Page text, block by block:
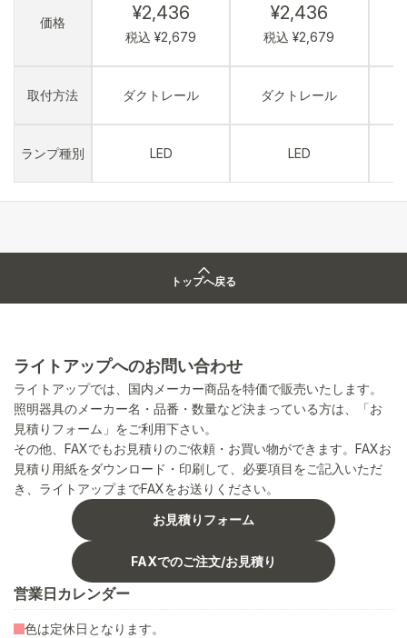
価格
取付方法
ランプ種別
¥2,436
税込 ¥2,679
ダクトレール
LED
¥2,436
税込 ¥2,679
ダクトレール
LED
トップへ戻る
ライトアップへのお問い合わせ
ライトアップでは、国内メーカー商品を特価で販売いたします。
照明器具のメーカー名・品番・数量など決まっている方は、「お
見積りフォーム」をご利用下さい。
その他、FAXでもお見積りのご依頼・お買い物ができます。FAXお
見積り用紙をダウンロード・印刷して、必要項目をご記入いただ
き、ライトアップまでFAXをお送りください。
お見積りフォーム
FAXでのご注文/お見積り
営業日カレンダー
色は定休日となります。